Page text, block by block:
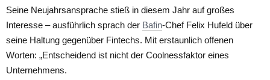
Seine Neujahrsansprache stieß in diesem Jahr auf großes
Interesse – ausführlich sprach der Bafin-Chef Felix Hufeld über
seine Haltung gegenüber Fintechs. Mit erstaunlich offenen
Worten: „Entscheidend ist nicht der Coolnessfaktor eines
Unternehmens.